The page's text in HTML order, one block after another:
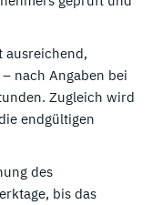
ausreichend,
nach Angaben bei
Zugleich wird
endgültigen
des
bis das